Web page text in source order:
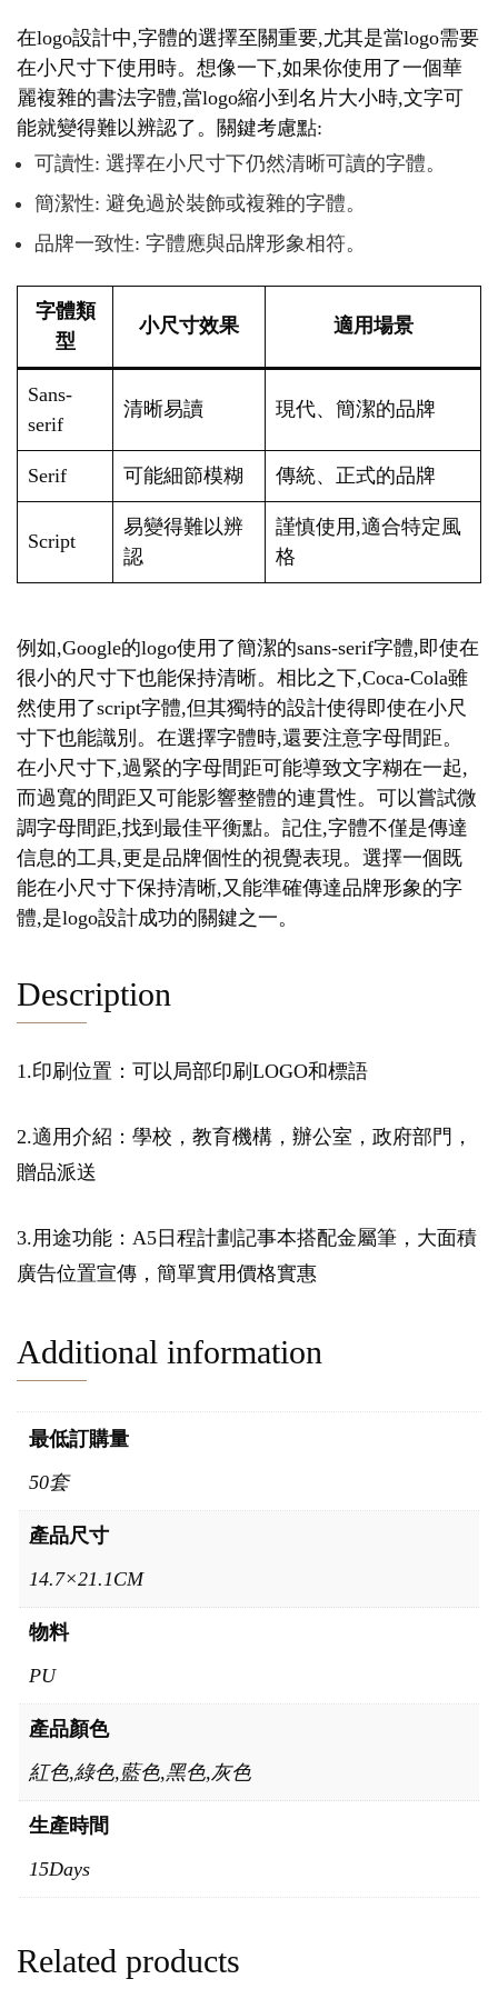
在logo設計中,字體的選擇至關重要,尤其是當logo需要
在小尺寸下使用時。想像一下,如果你使用了一個華
麗複雜的書法字體,當logo縮小到名片大小時,文字可
能就變得難以辨認了。關鍵考慮點:
可讀性: 選擇在小尺寸下仍然清晰可讀的字體。
簡潔性: 避免過於裝飾或複雜的字體。
品牌一致性: 字體應與品牌形象相符。
字體類
型
小尺寸效果 適用場景
Sans-
serif
清晰易讀 現代、簡潔的品牌
Serif 可能細節模糊 傳統、正式的品牌
Script
易變得難以辨
認
謹慎使用,適合特定風
格
例如,Google的logo使用了簡潔的sans-serif字體,即使在
很小的尺寸下也能保持清晰。相比之下,Coca-Cola雖
然使用了script字體,但其獨特的設計使得即使在小尺
寸下也能識別。在選擇字體時,還要注意字母間距。
在小尺寸下,過緊的字母間距可能導致文字糊在一起,
而過寬的間距又可能影響整體的連貫性。可以嘗試微
調字母間距,找到最佳平衡點。記住,字體不僅是傳達
信息的工具,更是品牌個性的視覺表現。選擇一個既
能在小尺寸下保持清晰,又能準確傳達品牌形象的字
體,是logo設計成功的關鍵之一。
Description
1.印刷位置：可以局部印刷LOGO和標語
2.適用介紹：學校，教育機構，辦公室，政府部門，
贈品派送
3.用途功能：A5日程計劃記事本搭配金屬筆，大面積
廣告位置宣傳，簡單實用價格實惠
Additional information
最低訂購量
50套
產品尺寸
14.7×21.1CM
物料
PU
產品顏色
紅色,綠色,藍色,黑色,灰色
生產時間
15Days
Related products